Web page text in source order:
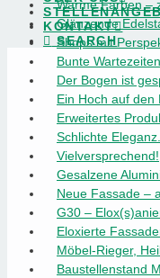
KONTAKT
SEARCH
Warme Farben –
Glänzende
Shops mit
Bunte Wartezeiten.
Der Bogen ist
Ein Hoch auf den
Erweitertes
Schlichte Eleganz.
Vielversprechend!
Gesalzene
Neue Fassade –
G30 –
Eloxierte
Möbel-Rieger,
Baustellenstand